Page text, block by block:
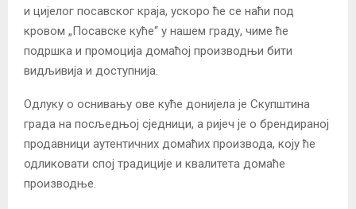
и цијелог посавског краја, ускоро ће се наћи под
кровом „Посавске куће“ у нашем граду, чиме ће
подршка и промоција домаћој производњи бити
видљивија и доступнија.
Одлуку о оснивању ове куће донијела је Скупштина
града на посљедњој сједници, а ријеч је о брендираној
продавници аутентичних домаћих производа, коју ће
одликовати спој традиције и квалитета домаће
производње.